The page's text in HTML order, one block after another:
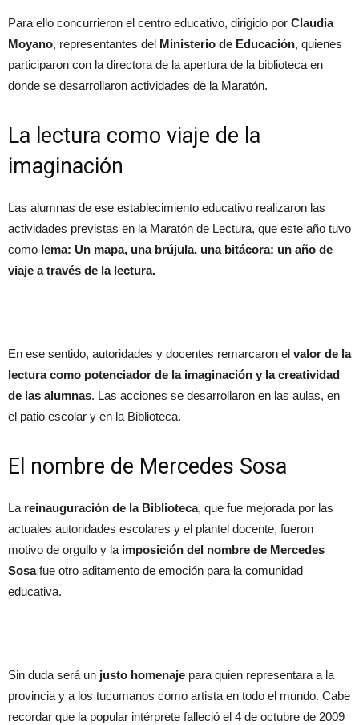
Para ello concurrieron el centro educativo, dirigido por Claudia
Moyano, representantes del Ministerio de Educación, quienes
participaron con la directora de la apertura de la biblioteca en
donde se desarrollaron actividades de la Maratón.
La lectura como viaje de la
imaginación
Las alumnas de ese establecimiento educativo realizaron las
actividades previstas en la Maratón de Lectura, que este año tuvo
como lema: Un mapa, una brújula, una bitácora: un año de
viaje a través de la lectura.
En ese sentido, autoridades y docentes remarcaron el valor de la
lectura como potenciador de la imaginación y la creatividad
de las alumnas. Las acciones se desarrollaron en las aulas, en
el patio escolar y en la Biblioteca.
El nombre de Mercedes Sosa
La reinauguración de la Biblioteca, que fue mejorada por las
actuales autoridades escolares y el plantel docente, fueron
motivo de orgullo y la imposición del nombre de Mercedes
Sosafue otro aditamento de emoción para la comunidad
educativa.
Sin duda será un justo homenaje para quien representara a la
provincia y a los tucumanos como artista en todo el mundo. Cabe
recordar que la popular intérprete falleció el 4 de octubre de 2009